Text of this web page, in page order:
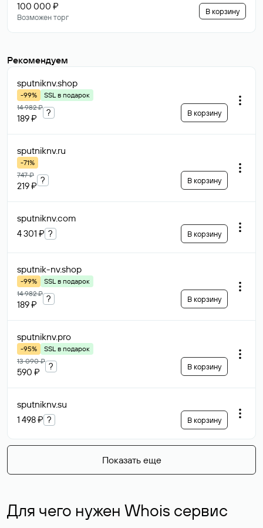
100 000 ₽
Возможен торг
В корзину
Рекомендуем
sputniknv.shop
-99%
SSL в подарок
14 982 ₽
189 ₽
? В корзину
sputniknv.ru
-71%
747 ₽
219 ₽
? В корзину
sputniknv.com
4 301 ₽ ? В корзину
sputnik-nv.shop
-99%
SSL в подарок
14 982 ₽
189 ₽
? В корзину
sputniknv.pro
-95%
SSL в подарок
13 090 ₽
590 ₽
? В корзину
sputniknv.su
1 498 ₽ ? В корзину
Показать еще
Для чего нужен Whois сервис